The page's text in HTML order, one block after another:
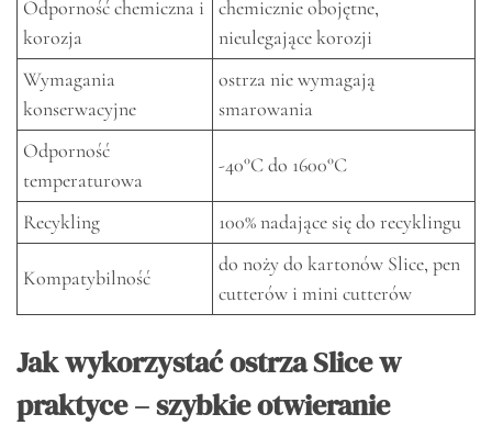
Odporność chemiczna i
korozja
chemicznie obojętne,
nieulegające korozji
Wymagania
konserwacyjne
ostrza nie wymagają
smarowania
Odporność
temperaturowa
-40°C do 1600°C
Recykling 100% nadające się do recyklingu
Kompatybilność
do noży do kartonów Slice, pen
cutterów i mini cutterów
Jak wykorzystać ostrza Slice w
praktyce – szybkie otwieranie